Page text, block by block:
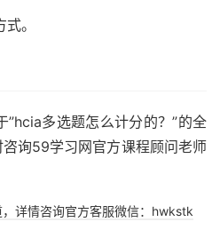
。
多选题怎么计分的？”的全
询59学习网官方课程顾问老师
详情咨询官方客服微信：hwkstk